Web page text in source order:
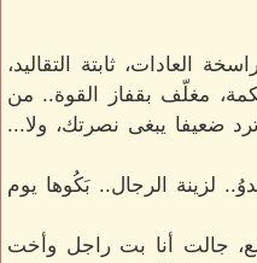
العادات، ثابتة التقاليد،
مغلّف بقفاز القوة.. من
ضعيفا يبغى نصرتك، ولا...
لزينة الرجال.. بَكُوها يوم
جالت أنا بت راجل وأخت